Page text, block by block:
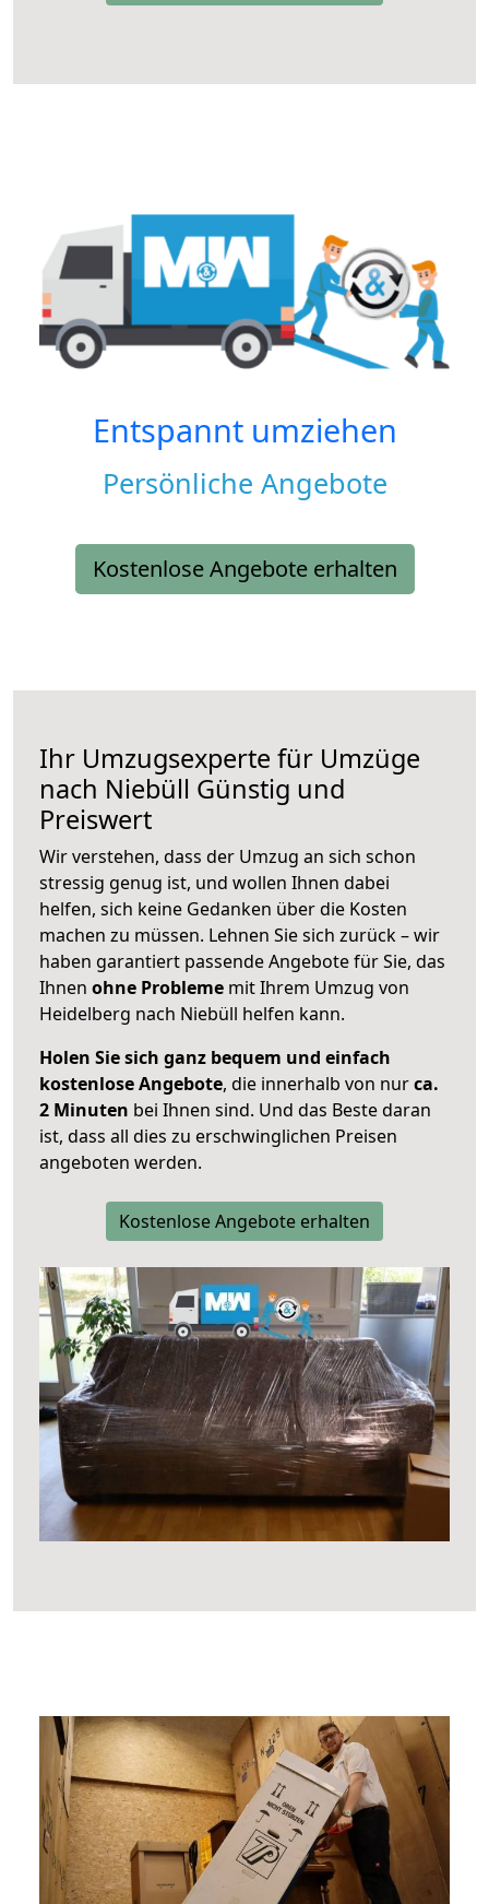
Entspannt umziehen
Persönliche Angebote
Kostenlose Angebote erhalten
Ihr Umzugsexperte für Umzüge
nach Niebüll Günstig und
Preiswert
Wir verstehen, dass der Umzug an sich schon
stressig genug ist, und wollen Ihnen dabei
helfen, sich keine Gedanken über die Kosten
machen zu müssen. Lehnen Sie sich zurück – wir
haben garantiert passende Angebote für Sie, das
Ihnen ohne Probleme mit Ihrem Umzug von
Heidelberg nach Niebüll helfen kann.
Holen Sie sich ganz bequem und einfach
kostenlose Angebote, die innerhalb von nurca.
2 Minuten bei Ihnen sind. Und das Beste daran
ist, dass all dies zu erschwinglichen Preisen
angeboten werden.
Kostenlose Angebote erhalten